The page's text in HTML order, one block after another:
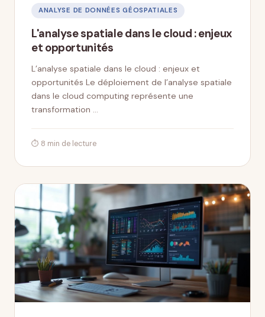
ANALYSE DE DONNÉES GÉOSPATIALES
L'analyse spatiale dans le cloud : enjeux
et opportunités
L’analyse spatiale dans le cloud : enjeux et
opportunités Le déploiement de l’analyse spatiale
dans le cloud computing représente une
transformation …
⏱ 8 min de lecture